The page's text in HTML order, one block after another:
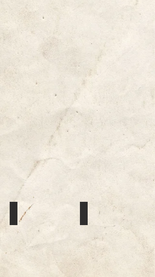
Simon Slethei Rustad
Kontigent
2203,
Holmestrand
Simen
Kontigent
2303,
Toten